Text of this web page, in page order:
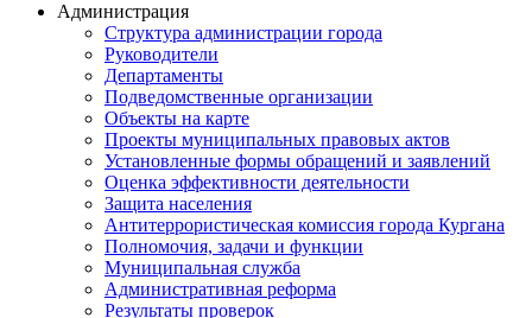
Администрация
Структура администрации города
Руководители
Департаменты
Подведомственные организации
Объекты на карте
Проекты муниципальных правовых актов
Установленные формы обращений и заявлений
Оценка эффективности деятельности
Защита населения
Антитеррористическая комиссия города Кургана
Полномочия, задачи и функции
Муниципальная служба
Административная реформа
Результаты проверок